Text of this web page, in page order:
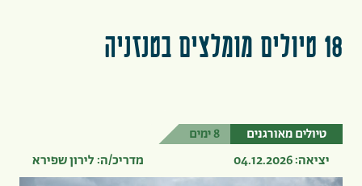
18 טיולים מומלצים בטנזניה
טיולים מאורגנים 8 ימים
יציאה: 04.12.2026 מדריכ/ה: לירון שפירא